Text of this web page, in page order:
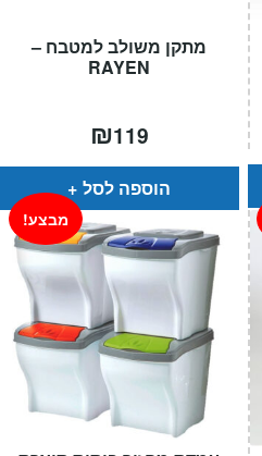
מתקן משולב למטבח –
RAYEN
₪119
הוספה לסל
מבצע!